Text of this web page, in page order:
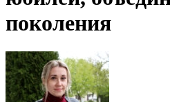
поколения